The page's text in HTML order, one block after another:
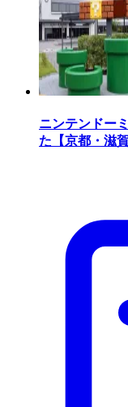
ニンテンドー
た【京都・滋